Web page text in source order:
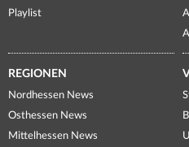
Playlist
REGIONEN
Nordhessen News
Osthessen News
Mittelhessen News